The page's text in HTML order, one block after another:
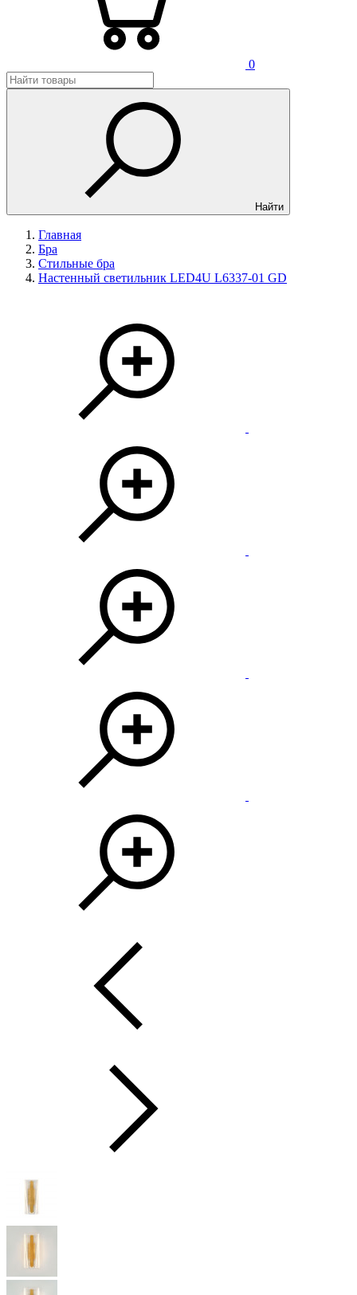
0
Найти
Главная
Бра
Стильные бра
Настенный светильник LED4U L6337-01 GD